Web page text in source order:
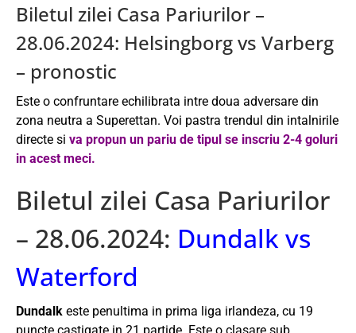
Biletul zilei Casa Pariurilor –
28.06.2024: Helsingborg vs Varberg
– pronostic
Este o confruntare echilibrata intre doua adversare din
zona neutra a Superettan. Voi pastra trendul din intalnirile
directe si va propun un pariu de tipul se inscriu 2-4 goluri
in acest meci.
Biletul zilei Casa Pariurilor
– 28.06.2024: Dundalk vs
Waterford
Dundalk este penultima in prima liga irlandeza, cu 19